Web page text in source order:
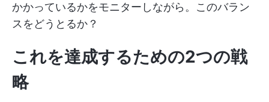
かかっているかをモニターしながら。このバラン
スをどうとるか？
これを達成するための2つの戦
略